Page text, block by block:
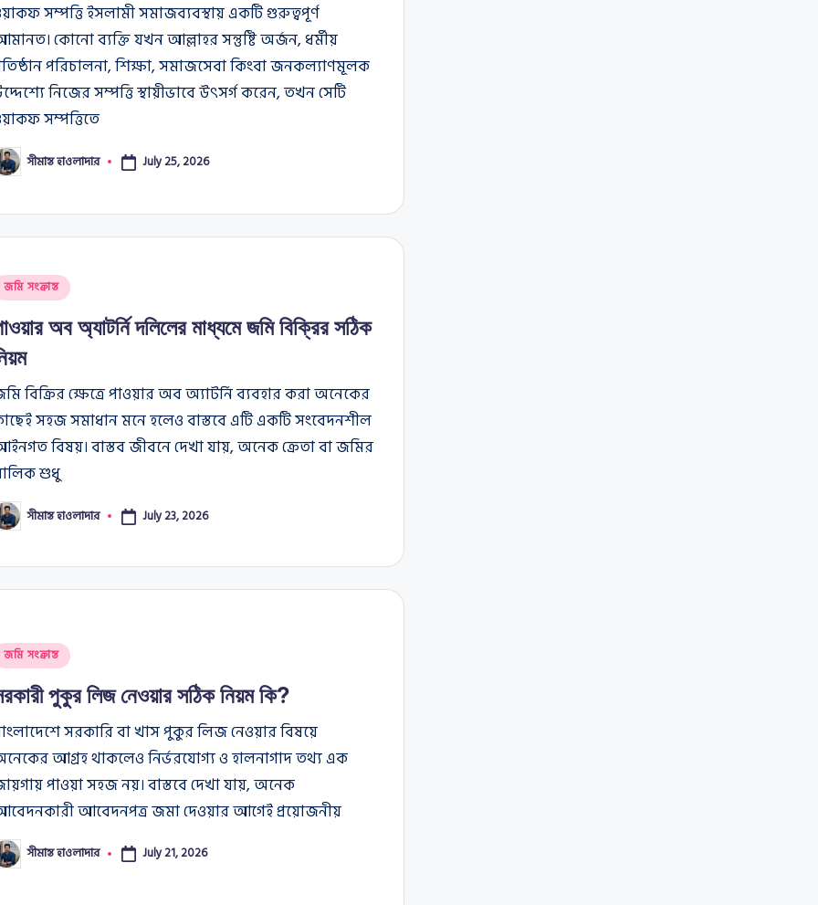
সম্পত্তি ইসলামী সমাজব্যবস্থায় একটি গুরুত্বপূর্ণ
কোনো ব্যক্তি যখন আল্লাহর সন্তুষ্টি অর্জন, ধর্মীয়
পরিচালনা, শিক্ষা, সমাজসেবা কিংবা জনকল্যাণমূলক
নিজের সম্পত্তি স্থায়ীভাবে উৎসর্গ করেন, তখন সেটি
সম্পত্তিতে
সীমান্ত হাওলাদার July 25, 2026
জমি সংক্রান্ত
অব অ্যাটর্নি দলিলের মাধ্যমে জমি বিক্রির সঠিক
বিক্রির ক্ষেত্রে পাওয়ার অব অ্যাটর্নি ব্যবহার করা অনেকের
সহজ সমাধান মনে হলেও বাস্তবে এটি একটি সংবেদনশীল
বিষয়। বাস্তব জীবনে দেখা যায়, অনেক ক্রেতা বা জমির
শুধু
সীমান্ত হাওলাদার July 23, 2026
জমি সংক্রান্ত
পুকুর লিজ নেওয়ার সঠিক নিয়ম কি?
সরকারি বা খাস পুকুর লিজ নেওয়ার বিষয়ে
আগ্রহ থাকলেও নির্ভরযোগ্য ও হালনাগাদ তথ্য এক
পাওয়া সহজ নয়। বাস্তবে দেখা যায়, অনেক
আবেদনপত্র জমা দেওয়ার আগেই প্রয়োজনীয়
সীমান্ত হাওলাদার July 21, 2026